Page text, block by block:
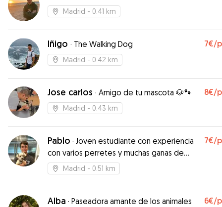
Madrid - 0.41 km
Iñigo · The Walking Dog 7€/
Madrid - 0.42 km
Jose carlos · Amigo de tu mascota 🐶🐾 8€/
Madrid - 0.43 km
Pablo · Joven estudiante con experiencia
con varios perretes y muchas ganas de
conocer a más!
7€/
Madrid - 0.51 km
Alba · Paseadora amante de los animales 6€/